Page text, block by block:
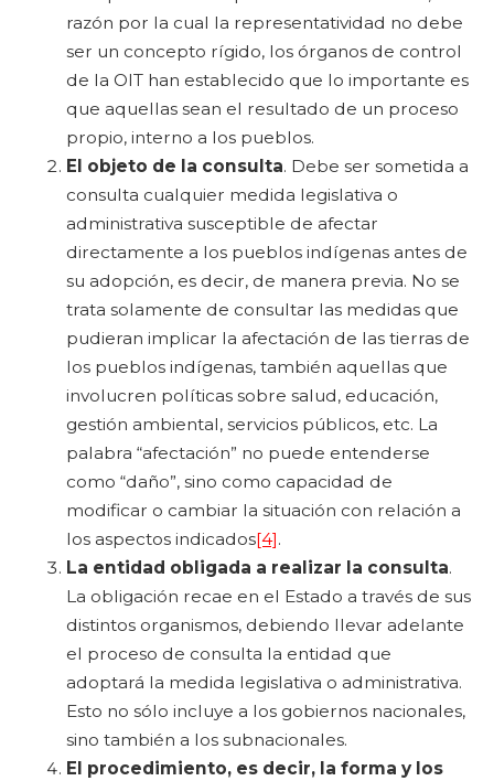
razón por la cual la representatividad no debe
ser un concepto rígido, los órganos de control
de la OIT han establecido que lo importante es
que aquellas sean el resultado de un proceso
propio, interno a los pueblos.
El objeto de la consulta. Debe ser sometida a
consulta cualquier medida legislativa o
administrativa susceptible de afectar
directamente a los pueblos indígenas antes de
su adopción, es decir, de manera previa. No se
trata solamente de consultar las medidas que
pudieran implicar la afectación de las tierras de
los pueblos indígenas, también aquellas que
involucren políticas sobre salud, educación,
gestión ambiental, servicios públicos, etc. La
palabra “afectación” no puede entenderse
como “daño”, sino como capacidad de
modificar o cambiar la situación con relación a
los aspectos indicados[4].
La entidad obligada a realizar la consulta.
La obligación recae en el Estado a través de sus
distintos organismos, debiendo llevar adelante
el proceso de consulta la entidad que
adoptará la medida legislativa o administrativa.
Esto no sólo incluye a los gobiernos nacionales,
sino también a los subnacionales.
El procedimiento, es decir, la forma y los